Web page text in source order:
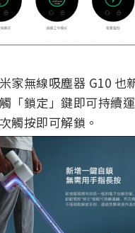
家無線吸塵器 G10 也
「鎖定」鍵即可持續
觸按即可解鎖。